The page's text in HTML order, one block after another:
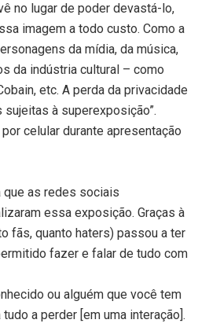
no lugar de poder devastá-lo,
imagem a todo custo. Como a
da mídia, da música,
da indústria cultural – como
etc. A perda da privacidade
à superexposição”.
celular durante apresentação
as redes sociais
essa exposição. Graças à
fãs, quanto haters) passou a ter
fazer e falar de tudo com
ou alguém que você tem
a perder [em uma interação].